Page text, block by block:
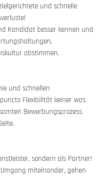
und schnelle
Kandidat besser kennen und
abstimmen.
und schnellen
Flexibilität keiner was
Bewerbungsprozess
sondern als Partner!
miteinander, gehen